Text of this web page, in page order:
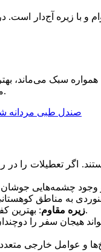
و با زیره آج‌دار
سبک می‌ماند،
مناطق گرمسیری دیگر نگران تعریق پا، بوی بد و کلافه‌شدن در خیابان‌ها و آسفالت سوزان جنوب نباشید.
اگر تعطیلات را در
زیره مقاوم: بهترین کفش مسافرتی برای مردان در کوهنوردی باید زیره‌ای مقاوم به سایش، پارگی و حتی ضربه داشته باشد.